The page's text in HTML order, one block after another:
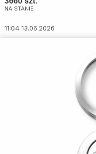
NA STANIE
11:04 13.06.2026